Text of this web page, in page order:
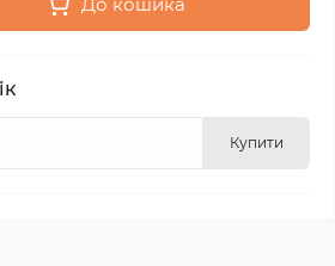
Купити